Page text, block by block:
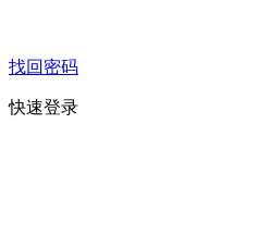
找回密码
快速登录